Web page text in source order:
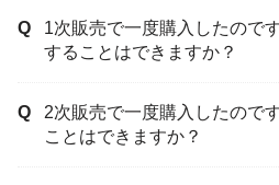
1次販売で一度購入したので
することはできますか？
2次販売で一度購入したので
ことはできますか？